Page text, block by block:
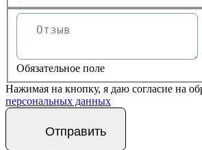
Обязательное поле
Нажимая на кнопку, я даю согласие на
персональных данных
Отправить